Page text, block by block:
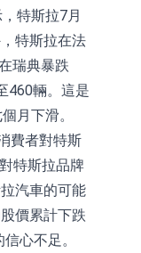
主要採用季
下挫，北汽
十，生物係
+231.25%，
漲+133.33%
題交易型開
月12日上市
特斯拉7月
特斯拉在法
瑞典暴跌
460輛。這是
月下滑。
費者對特斯
特斯拉品牌
汽車的可能
價累計下跌
心不足。